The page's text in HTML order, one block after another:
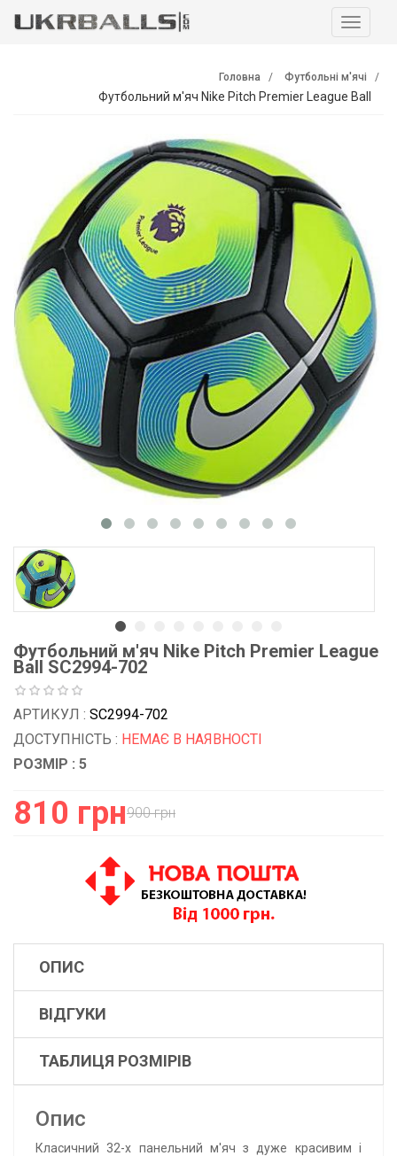
Головна Футбольні м'ячі
Футбольний м'яч Nike Pitch Premier League Ball
Футбольний м'яч Nike Pitch Premier League
Ball SC2994-702
АРТИКУЛ : SC2994-702
ДОСТУПНІСТЬ : НЕМАЄ В НАЯВНОСТІ
РОЗМІР : 5
810 грн900 грн
ОПИС
ВІДГУКИ
ТАБЛИЦЯ РОЗМІРІВ
Опис
Класичний 32-х панельний м'яч з дуже красивим і